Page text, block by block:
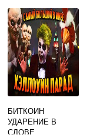
БИТКОИН
УДАРЕНИЕ В
СЛОВЕ